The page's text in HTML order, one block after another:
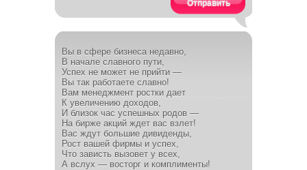
Отправить
Вы в сфере бизнеса недавно,
В начале славного пути,
Успех не может не прийти —
Вы так работаете славно!
Вам менеджмент ростки дает
К увеличению доходов,
И близок час успешных родов —
На бирже акций ждет вас взлет!
Вас ждут большие дивиденды,
Рост вашей фирмы и успех,
Что зависть вызовет у всех,
А вслух — восторг и комплименты!